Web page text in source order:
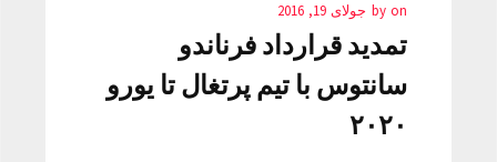
by on جولای 19, 2016
تمدید قرارداد فرناندو
سانتوس با تیم پرتغال تا یورو
۲۰۲۰